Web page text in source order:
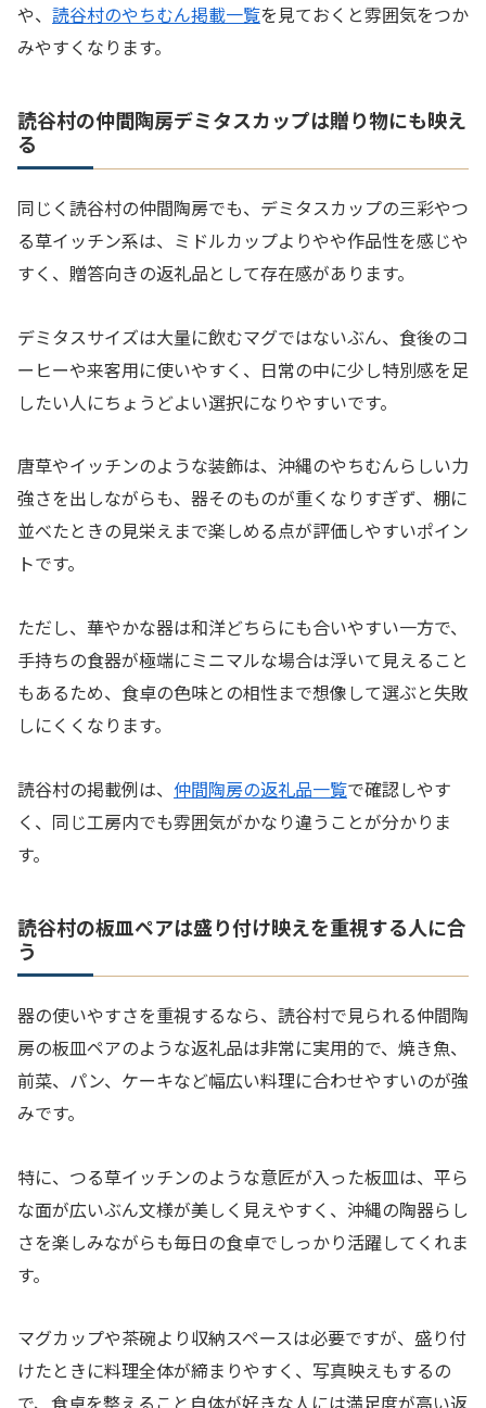
や、 読谷村のやちむん掲載一覧を見ておくと雰囲気をつか
みやすくなります。
読谷村の仲間陶房デミタスカップは贈り物にも映え
る
同じく読谷村の仲間陶房でも、デミタスカップの三彩やつ
る草イッチン系は、ミドルカップよりやや作品性を感じや
すく、贈答向きの返礼品として存在感があります。
デミタスサイズは大量に飲むマグではないぶん、食後のコ
ーヒーや来客用に使いやすく、日常の中に少し特別感を足
したい人にちょうどよい選択になりやすいです。
唐草やイッチンのような装飾は、沖縄のやちむんらしい力
強さを出しながらも、器そのものが重くなりすぎず、棚に
並べたときの見栄えまで楽しめる点が評価しやすいポイン
トです。
ただし、華やかな器は和洋どちらにも合いやすい一方で、
手持ちの食器が極端にミニマルな場合は浮いて見えること
もあるため、食卓の色味との相性まで想像して選ぶと失敗
しにくくなります。
読谷村の掲載例は、 仲間陶房の返礼品一覧で確認しやす
く、同じ工房内でも雰囲気がかなり違うことが分かりま
す。
読谷村の板皿ペアは盛り付け映えを重視する人に合
う
器の使いやすさを重視するなら、読谷村で見られる仲間陶
房の板皿ペアのような返礼品は非常に実用的で、焼き魚、
前菜、パン、ケーキなど幅広い料理に合わせやすいのが強
みです。
特に、つる草イッチンのような意匠が入った板皿は、平ら
な面が広いぶん文様が美しく見えやすく、沖縄の陶器らし
さを楽しみながらも毎日の食卓でしっかり活躍してくれま
す。
マグカップや茶碗より収納スペースは必要ですが、盛り付
けたときに料理全体が締まりやすく、写真映えもするの